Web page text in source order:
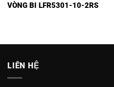
VÒNG BI LFR5301-10-2RS
LIÊN HỆ